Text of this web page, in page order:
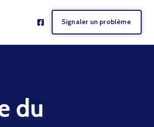
Signaler un problème
du